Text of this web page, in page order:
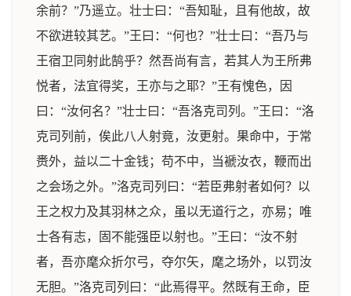
余前？”乃遥立。壮士曰：“吾知耻，且有他故，故
不欲进较其艺。”王曰：“何也？”壮士曰：“吾乃与
王宿卫同射此鹄乎？然吾尚有言，若其人为王所弗
悦者，法宜得奖，王亦与之耶？”王有愧色，因
曰：“汝何名？”壮士曰：“吾洛克司列。”王曰：“洛
克司列前，俟此八人射竟，汝更射。果命中，于常
赉外，益以二十金钱；苟不中，当褫汝衣，鞭而出
之会场之外。”洛克司列曰：“若臣弗射者如何？以
王之权力及其羽林之众，虽以无道行之，亦易；唯
士各有志，固不能强臣以射也。”王曰：“汝不射
者，吾亦麾众折尔弓，夺尔矢，麾之场外，以罚汝
无胆。”洛克司列曰：“此焉得平。然既有王命，臣